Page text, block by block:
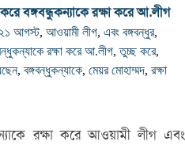
বঙ্গবন্ধুকন্যাকে রক্ষা করে আ.লীগ
২১ আগস্ট, আওয়ামী লীগ, এবং বঙ্গবন্ধুর,
রক্ষা করে আ.লীগ,তুচ্ছ করে,
, বঙ্গবন্ধুকন্যাকে, মেয়র মোহাম্মদ, রক্ষা
রক্ষা করে আওয়ামী লীগ এবং